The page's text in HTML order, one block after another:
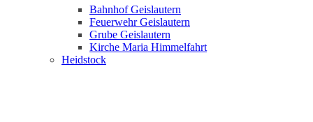
Bahnhof Geislautern
Feuerwehr Geislautern
Grube Geislautern
Kirche Maria Himmelfahrt
Heidstock